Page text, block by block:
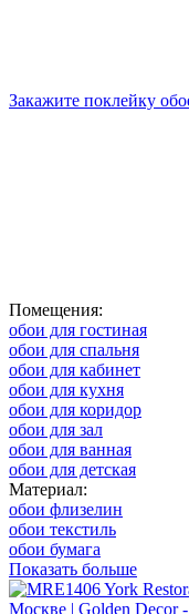
Закажите поклейку
Помещения:
обои для гостиная
обои для спальня
обои для кабинет
обои для кухня
обои для коридор
обои для зал
обои для ванная
обои для детская
Материал:
обои флизелин
обои текстиль
обои бумага
Показать больше